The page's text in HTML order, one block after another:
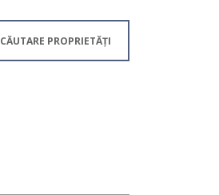
CĂUTARE PROPRIETĂȚI